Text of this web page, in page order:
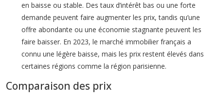
en baisse ou stable. Des taux d’intérêt bas ou une forte
demande peuvent faire augmenter les prix, tandis qu’une
offre abondante ou une économie stagnante peuvent les
faire baisser. En 2023, le marché immobilier français a
connu une légère baisse, mais les prix restent élevés dans
certaines régions comme la région parisienne.
Comparaison des prix